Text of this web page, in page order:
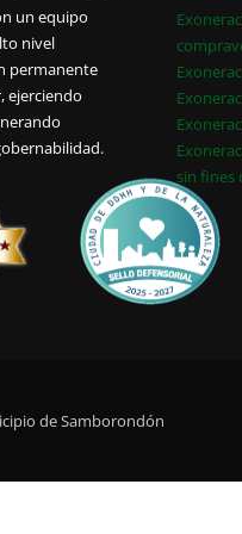
un equipo
nivel
permanente
ejerciendo
sin fines
de Samborondón